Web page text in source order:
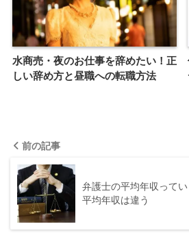
水商売・夜のお仕事を辞めたい！正
しい辞め方と昼職への転職方法
前の記事
弁護士の平均年収って
平均年収は違う